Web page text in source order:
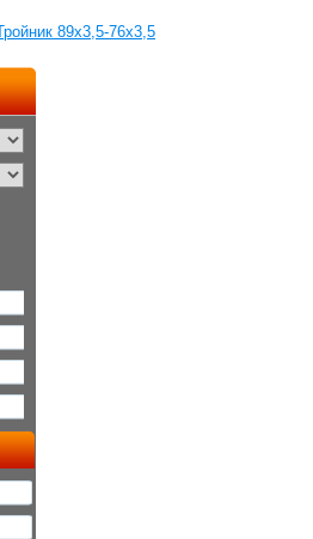
89х3,5-76х3,5